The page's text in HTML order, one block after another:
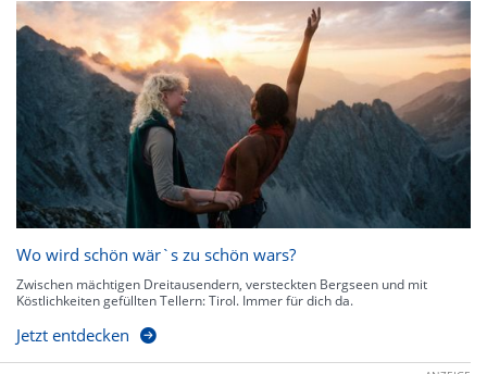
Wo wird schön wär`s zu schön wars?
Zwischen mächtigen Dreitausendern, versteckten Bergseen und mit
Köstlichkeiten gefüllten Tellern: Tirol. Immer für dich da.
Jetzt entdecken